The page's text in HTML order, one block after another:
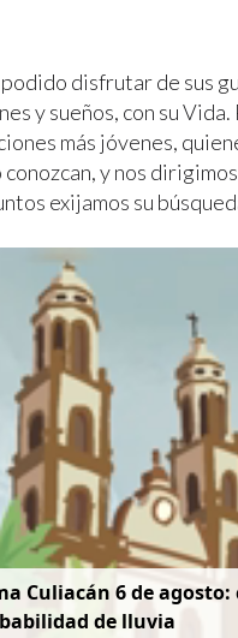
podido disfrutar de sus
y sueños, con su
más jóvenes,
y nos
exijamos su
Culiacán 6 de
de lluvia